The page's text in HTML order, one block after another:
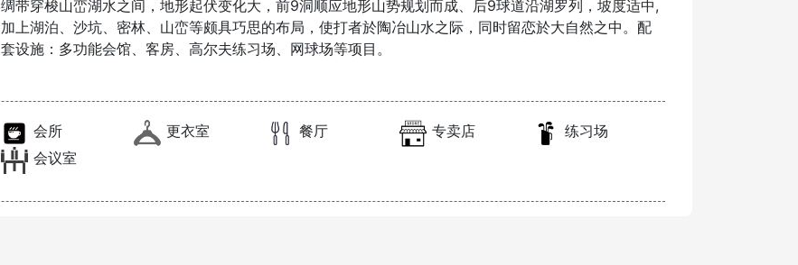
绸带穿梭山峦湖水之间，地形起伏变化大，前9洞顺应地形山势规划而成、后9球道沿湖罗列，坡度适中,
加上湖泊、沙坑、密林、山峦等颇具巧思的布局，使打者於陶冶山水之际，同时留恋於大自然之中。配
套设施：多功能会馆、客房、高尔夫练习场、网球场等项目。
会所 更衣室 餐厅 专卖店
练习场
会议室